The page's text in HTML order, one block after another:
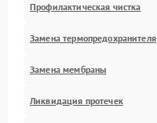
Профилактическая чистка
Замена термопредохранителя
Замена мембраны
Ликвидация протечек